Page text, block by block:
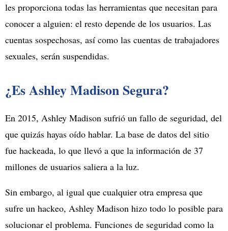
les proporciona todas las herramientas que necesitan para
conocer a alguien: el resto depende de los usuarios. Las
cuentas sospechosas, así como las cuentas de trabajadores
sexuales, serán suspendidas.
¿Es Ashley Madison Segura?
En 2015, Ashley Madison sufrió un fallo de seguridad, del
que quizás hayas oído hablar. La base de datos del sitio
fue hackeada, lo que llevó a que la información de 37
millones de usuarios saliera a la luz.
Sin embargo, al igual que cualquier otra empresa que
sufre un hackeo, Ashley Madison hizo todo lo posible para
solucionar el problema. Funciones de seguridad como la